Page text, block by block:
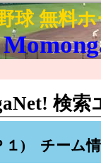
球 無料
検索
１) チーム